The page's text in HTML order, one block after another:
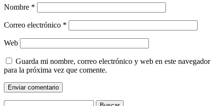
Nombre *
Correo electrónico *
Web
Guarda mi nombre, correo electrónico y web en este navegador
para la próxima vez que comente.